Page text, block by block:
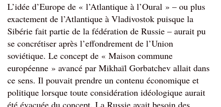
L’idée d’Europe de « l’Atlantique à l’Oural » – ou plus
exactement de l’Atlantique à Vladivostok puisque la
Sibérie fait partie de la fédération de Russie – aurait pu
se concrétiser après l’effondrement de l’Union
soviétique. Le concept de « Maison commune
européenne » avancé par Mikhaïl Gorbatchev allait dans
ce sens. Il pouvait prendre un contenu économique et
politique lorsque toute considération idéologique aurait